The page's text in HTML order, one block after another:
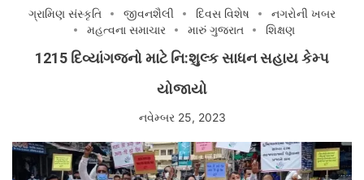
ગ્રામિણ સંસ્કૃતિ જીવનશૈલી દિવસ વિશેષ
નગરોની ખબર
મહત્વના સમાચાર
મારું ગુજરાત શિક્ષણ
1215 દિવ્યાંગજનો માટે નિ:શુલ્ક સાધન સહાય કેમ્પ
યોજાયો
નવેમ્બર 25, 2023